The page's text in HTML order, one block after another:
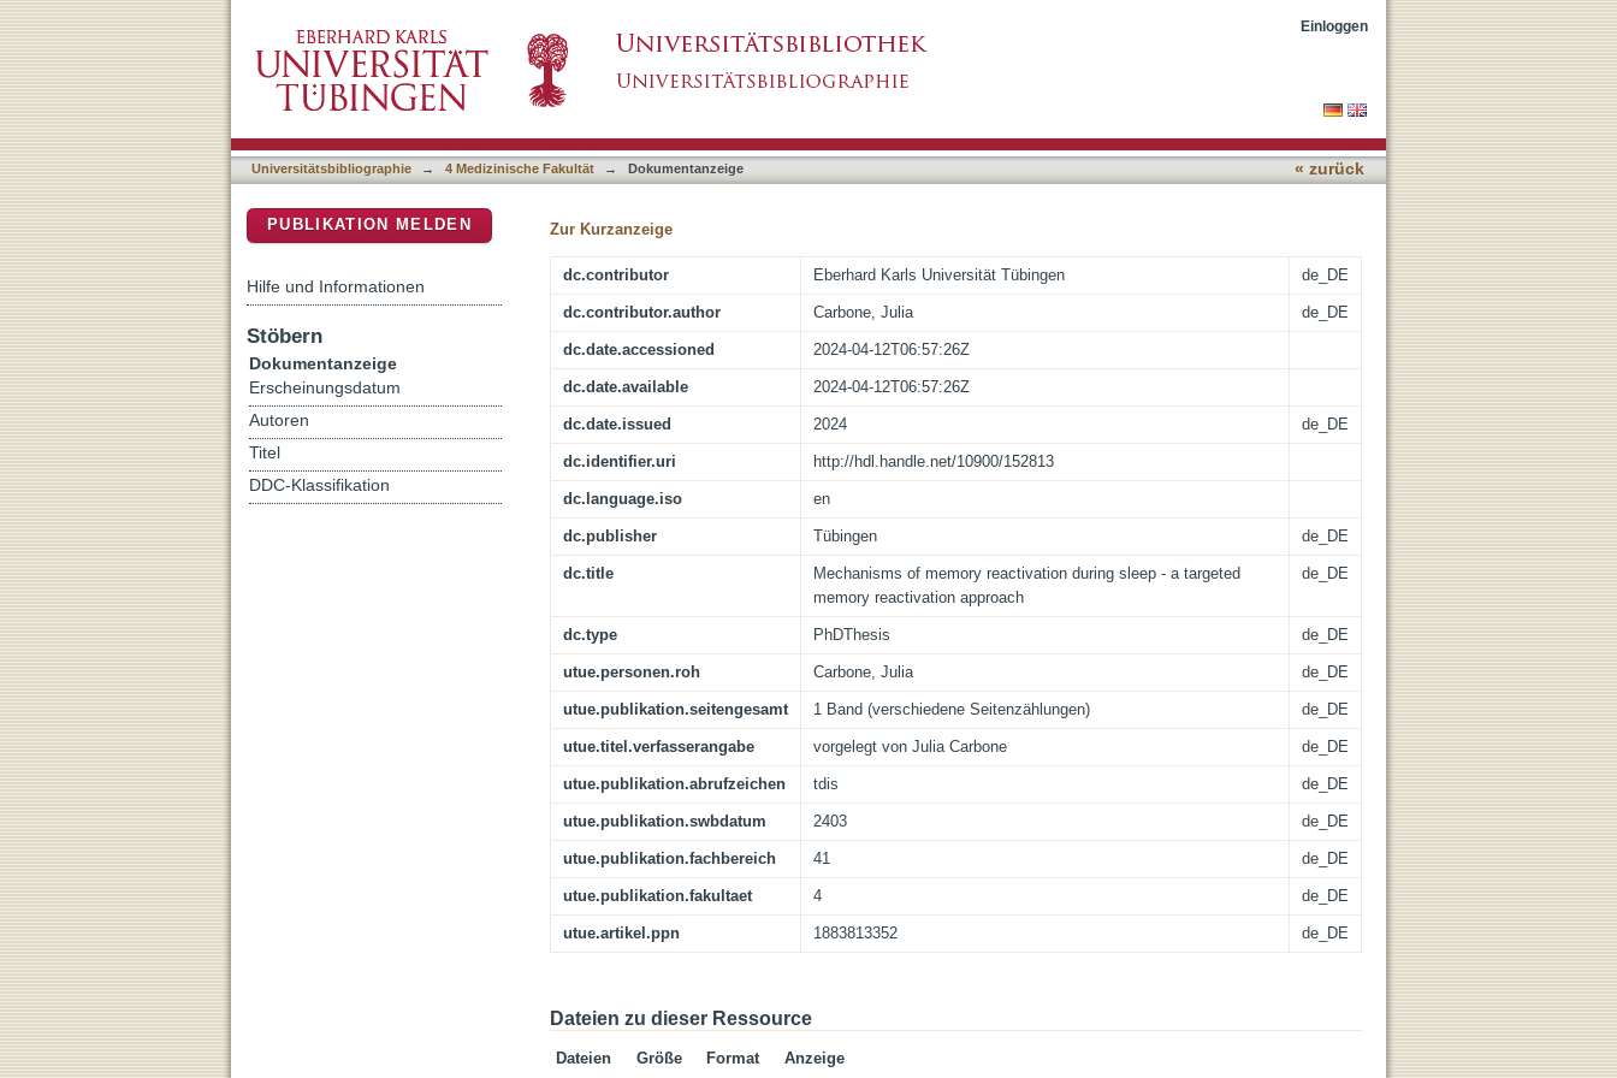
Einloggen
Universitätsbibliographie → 4 Medizinische Fakultät → Dokumentanzeige « zurück
Zur Kurzanzeige
dc.contributor Eberhard Karls Universität Tübingen de_DE
dc.contributor.author Carbone, Julia de_DE
dc.date.accessioned 2024-04-12T06:57:26Z
dc.date.available 2024-04-12T06:57:26Z
dc.date.issued 2024 de_DE
dc.identifier.uri http://hdl.handle.net/10900/152813
dc.language.iso en
dc.publisher Tübingen de_DE
dc.title
Mechanisms of memory reactivation during sleep - a targeted
memory reactivation approach
de_DE
dc.type PhDThesis de_DE
utue.personen.roh Carbone, Julia de_DE
utue.publikation.seitengesamt 1 Band (verschiedene Seitenzählungen) de_DE
utue.titel.verfasserangabe vorgelegt von Julia Carbone de_DE
utue.publikation.abrufzeichen tdis de_DE
utue.publikation.swbdatum 2403 de_DE
utue.publikation.fachbereich 41 de_DE
utue.publikation.fakultaet 4 de_DE
utue.artikel.ppn 1883813352 de_DE
Dateien zu dieser Ressource
Dateien Größe Format Anzeige
PUBLIKATION MELDEN
Hilfe und Informationen
Stöbern
Dokumentanzeige
Erscheinungsdatum
Autoren
Titel
DDC-Klassifikation